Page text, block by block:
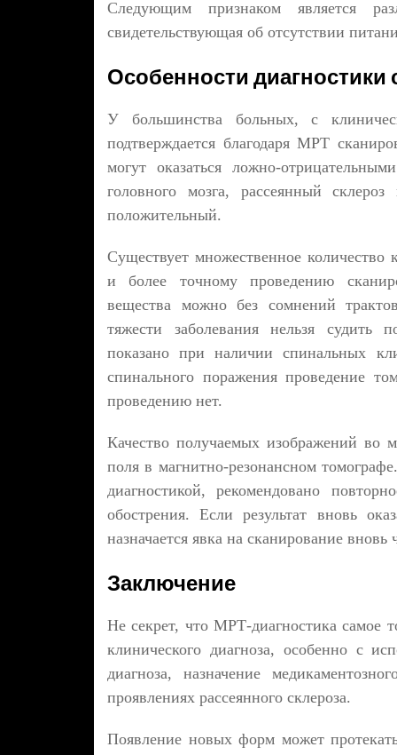
Следующим признаком является
свидетельствующая об отсутствии
Особенности
У большинства больных, с
подтверждается благодаря МРТ
могут оказаться ложно-
головного мозга, рассеянный
положительный.
Существует множественное количество
и более точному проведению
вещества можно без сомнений
тяжести заболевания нельзя
показано при наличии спинальных
спинального поражения проведение
проведению нет.
Качество получаемых изображений во
поля в магнитно-резонансном
диагностикой, рекомендовано
обострения. Если результат вновь
назначается явка на сканирование вновь
Заключение
Не секрет, что МРТ-диагностика самое
клинического диагноза, особенно с
диагноза, назначение
проявлениях рассеянного склероза.
Появление новых форм может